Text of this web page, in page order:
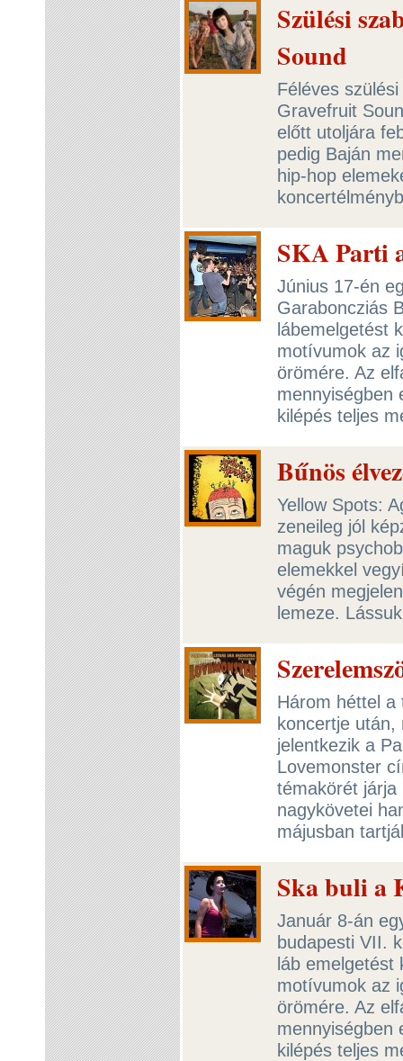
Szülési
Sound
Féléves
Gravefruit
előtt utoljára
pedig Baján
hip-hop
SKA Parti
Június 17-én
Garaboncziás
lábemelgetést
motívumok az
örömére. Az
mennyiségben
kilépés teljes
Bűnös
Yellow Spots:
zeneileg jól
maguk
elemekkel
végén
lemeze.
Három héttel a
koncertje után,
jelentkezik a
Lovemonster
témakörét járja
nagykövetei
májusban
Ska buli a
Január 8-án
budapesti VII.
láb emelgetést
motívumok az
örömére. Az
mennyiségben
kilépés teljes